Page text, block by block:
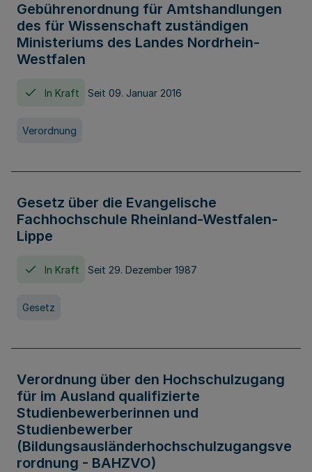
Gebührenordnung für Amtshandlungen
des für Wissenschaft zuständigen
Ministeriums des Landes Nordrhein-
Westfalen
In Kraft Seit 09. Januar 2016
Verordnung
Gesetz über die Evangelische
Fachhochschule Rheinland-Westfalen-
Lippe
In Kraft Seit 29. Dezember 1987
Gesetz
Verordnung über den Hochschulzugang
für im Ausland qualifizierte
Studienbewerberinnen und
Studienbewerber
(Bildungsausländerhochschulzugangsve
rordnung - BAHZVO)